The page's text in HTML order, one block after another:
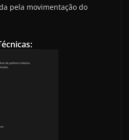
pela movimentação do